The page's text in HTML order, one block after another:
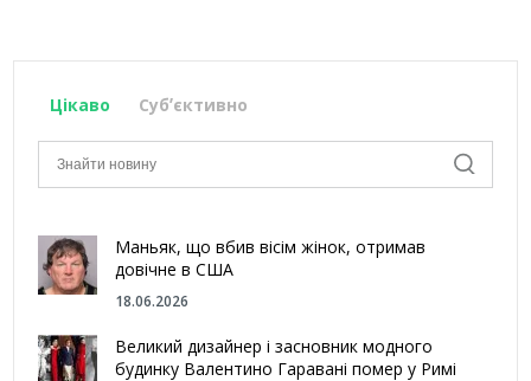
Цікаво Субʼєктивно
Маньяк, що вбив вісім жінок, отримав
довічне в США
18.06.2026
Великий дизайнер і засновник модного
будинку Валентино Гаравані помер у Римі